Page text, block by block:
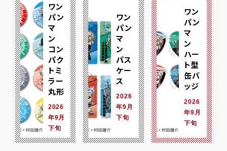
ワン
パン
マ
ン
コン
パク
トミ
ラー
丸形
2026
年9月
下旬
ワン
パン
マ
ン
パス
ケー
ス
2026
年9月
下旬
ワン
パン
マ
ン
ハー
ト型
缶バ
ッジ
2026
年9月
下旬